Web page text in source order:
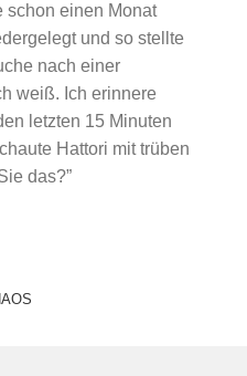
schon einen Monat
und so stellte
nach einer
weiß. Ich erinnere
letzten 15 Minuten
Hattori mit trüben
das?”